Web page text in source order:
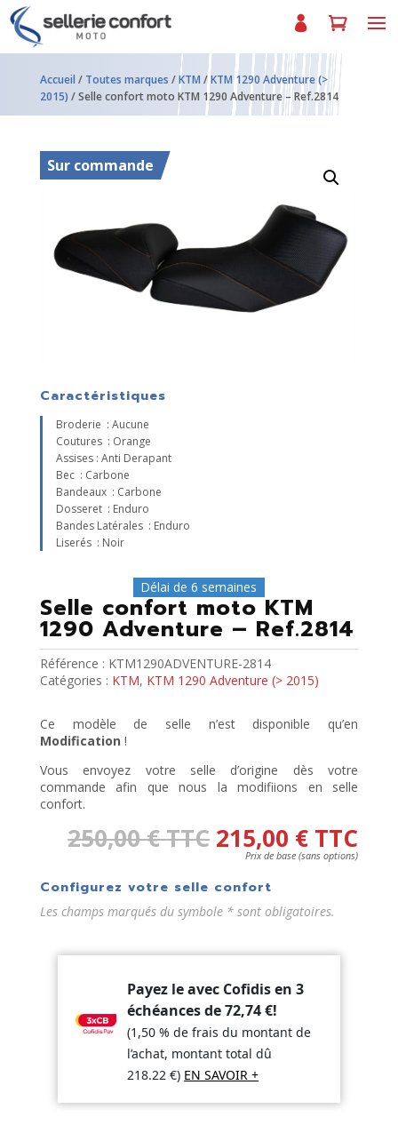
Accueil / Toutes marques /KTM /KTM 1290 Adventure (>
2015) / Selle confort moto KTM 1290 Adventure – Ref.2814
Sur commande
Caractéristiques
Broderie : Aucune
Coutures : Orange
Assises : Anti Derapant
Bec : Carbone
Bandeaux : Carbone
Dosseret : Enduro
Bandes Latérales : Enduro
Liserés : Noir
Délai de 6 semaines
Selle confort moto KTM
1290 Adventure – Ref.2814
Référence : KTM1290ADVENTURE-2814
Catégories : KTM, KTM 1290 Adventure (> 2015)
Ce modèle de selle n’est disponible qu’en
Modification !
Vous envoyez votre selle d’origine dès votre
commande afin que nous la modifiions en selle
confort.
250,00€TTC 215,00 € TTC
Prix de base (sans options)
Configurez votre selle confort
Les champs marqués du symbole * sont obligatoires.
Payez le avec Cofidis en 3
échéances de72,74€!
(1,50 % de frais du montant de
l’achat, montant total dû
218.22€) EN SAVOIR +